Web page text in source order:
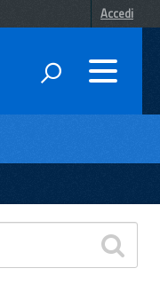
Accedi